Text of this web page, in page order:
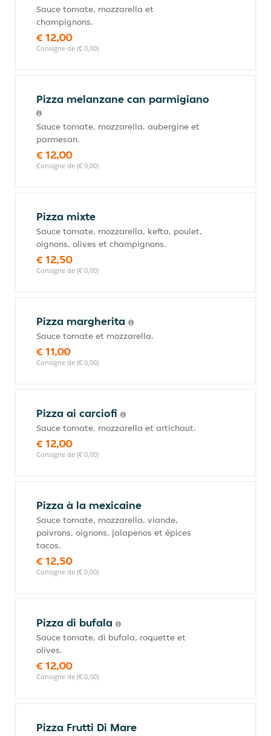
Sauce tomate, mozzarella et
champignons.
€ 12,00
Consigne de (€ 0,00)
Pizza melanzane can parmigiano
Sauce tomate, mozzarella, aubergine et
parmesan.
€ 12,00
Consigne de (€ 0,00)
Pizza mixte
Sauce tomate, mozzarella, kefta, poulet,
oignons, olives et champignons.
€ 12,50
Consigne de (€ 0,00)
Pizza margherita
Sauce tomate et mozzarella.
€ 11,00
Consigne de (€ 0,00)
Pizza ai carciofi
Sauce tomate, mozzarella et artichaut.
€ 12,00
Consigne de (€ 0,00)
Pizza à la mexicaine
Sauce tomate, mozzarella, viande,
poivrons, oignons, jalapenos et épices
tacos.
€ 12,50
Consigne de (€ 0,00)
Pizza di bufala
Sauce tomate, di bufala, roquette et
olives.
€ 12,00
Consigne de (€ 0,00)
Pizza Frutti Di Mare